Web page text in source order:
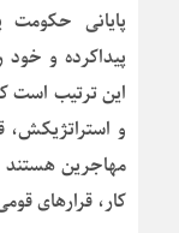
پایانی
پیداکرده و
این ترتیب است
و استراتژیکش،
مهاجرین هستند
کار، قرارهای